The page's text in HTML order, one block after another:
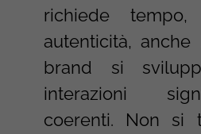
richiede
autenticità, anche
brand si
interazioni
coerenti. Non si